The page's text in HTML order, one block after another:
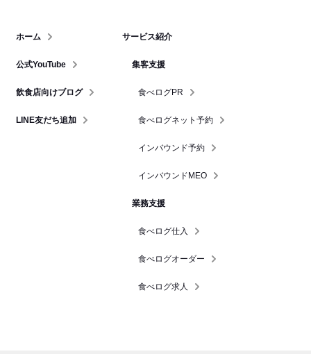
ホーム
公式YouTube
飲食店向けブログ
LINE友だち追加
サービス紹介
集客支援
食べログPR
食べログネット予約
インバウンド予約
インバウンドMEO
業務支援
食べログ仕入
食べログオーダー
食べログ求人